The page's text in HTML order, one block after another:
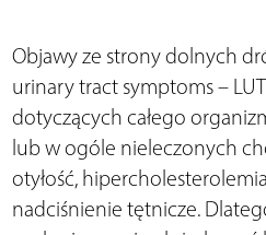
Objawy ze strony dolnych
urinary tract symptoms –
dotyczących całego
lub w ogóle nieleczonych
otyłość,
nadciśnienie tętnicze.